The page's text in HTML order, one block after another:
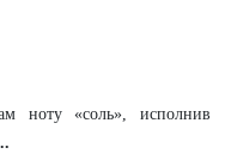
ноту «соль», исполнив